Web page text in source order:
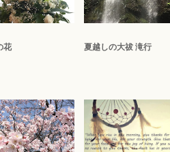
花 夏越しの大祓 滝行